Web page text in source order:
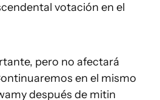
votación en el
pero no afectará
en el mismo
después de mitin